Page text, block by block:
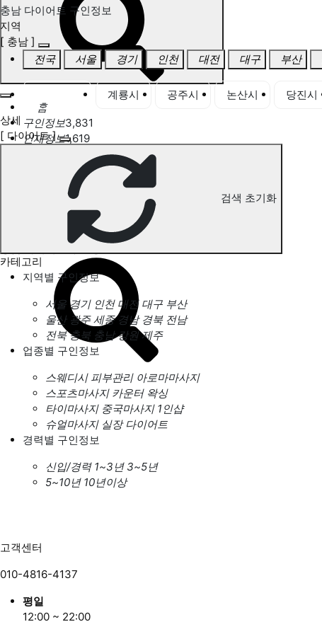
홈
구인정보3,831
인재정보1,619
고객센터
전국업체정보 마사지가이드
업체 서비스 관리
개인 서비스 관리
충남 다이어트 구인정보
지역
[ 충남 ]
전국
서울 경기 인천 대전 대구 부산
계룡시 공주시 논산시 당진시
상세
[ 다이어트 ]
검색 초기화
카테고리
지역별 구인정보
서울 경기 인천 대전 대구 부산
울산 광주 세종 경남 경북 전남
전북 충북 충남 강원 제주
업종별 구인정보
스웨디시 피부관리 아로마마사지
스포츠마사지 카운터 왁싱
타이마사지 중국마사지 1인샵
슈얼마사지 실장 다이어트
경력별 구인정보
신입/경력 1~3년 3~5년
5~10년 10년이상
고객센터
010-4816-4137
평일
12:00 ~ 22:00